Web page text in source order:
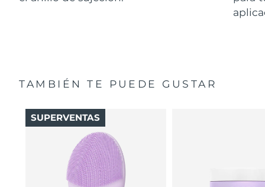
TAMBIÉN TE PUEDE GUSTAR
SUPERVENTAS